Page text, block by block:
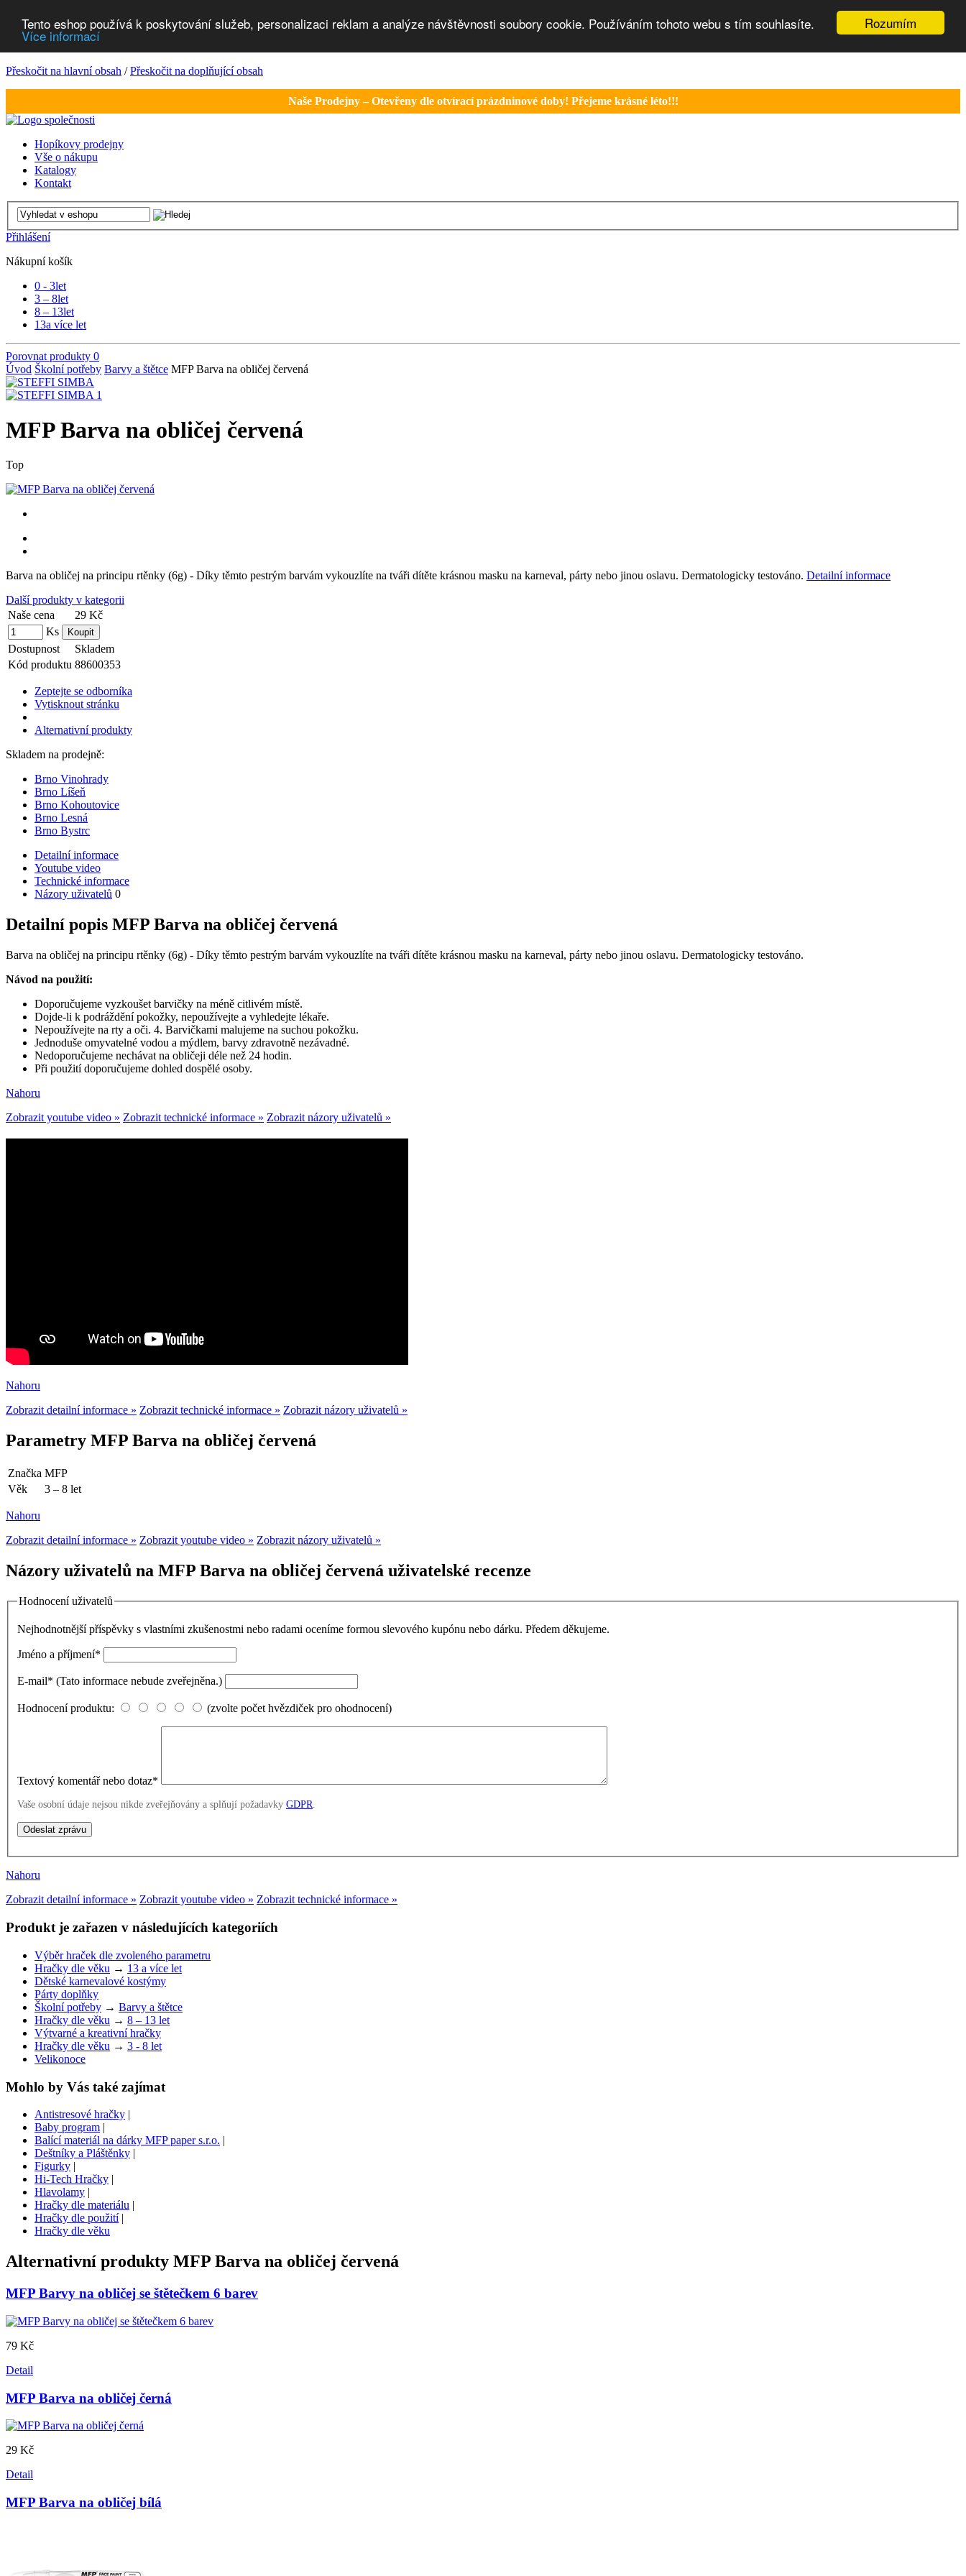
Rozumím
Tento eshop používá k poskytování služeb, personalizaci reklam a analýze návštěvnosti soubory cookie. Používáním tohoto webu s tím souhlasíte.
Více informací
Přeskočit na hlavní obsah /Přeskočit na doplňující obsah
Naše Prodejny – Otevřeny dle otvírací prázdninové doby! Přejeme krásné léto!!!
Hopíkovy prodejny
Vše o nákupu
Katalogy
Kontakt
Přihlášení
Nákupní košík
0 - 3let
3 – 8let
8 – 13let
13a více let
Porovnat produkty 0
Úvod Školní potřeby Barvy a štětce MFP Barva na obličej červená
MFP Barva na obličej červená
Top
Barva na obličej na principu rtěnky (6g) - Díky těmto pestrým barvám vykouzlíte na tváři dítěte krásnou masku na karneval, párty nebo jinou oslavu. Dermatologicky testováno. Detailní informace
Další produkty v kategorii
Naše cena
29 Kč
Ks
Dostupnost
Skladem
Kód produktu 88600353
Zeptejte se odborníka
Vytisknout stránku
Alternativní produkty
Skladem na prodejně:
Brno Vinohrady
Brno Líšeň
Brno Kohoutovice
Brno Lesná
Brno Bystrc
Detailní informace
Youtube video
Technické informace
Názory uživatelů 0
Detailní popis MFP Barva na obličej červená
Barva na obličej na principu rtěnky (6g) - Díky těmto pestrým barvám vykouzlíte na tváři dítěte krásnou masku na karneval, párty nebo jinou oslavu. Dermatologicky testováno.
Návod na použití:
Doporučujeme vyzkoušet barvičky na méně citlivém místě.
Dojde-li k podráždění pokožky, nepoužívejte a vyhledejte lékaře.
Nepoužívejte na rty a oči. 4. Barvičkami malujeme na suchou pokožku.
Jednoduše omyvatelné vodou a mýdlem, barvy zdravotně nezávadné.
Nedoporučujeme nechávat na obličeji déle než 24 hodin.
Při použití doporučujeme dohled dospělé osoby.
Nahoru
Zobrazit youtube video » Zobrazit technické informace » Zobrazit názory uživatelů »
Nahoru
Zobrazit detailní informace » Zobrazit technické informace » Zobrazit názory uživatelů »
Parametry MFP Barva na obličej červená
Značka MFP
Věk
3 – 8 let
Nahoru
Zobrazit detailní informace » Zobrazit youtube video » Zobrazit názory uživatelů »
Názory uživatelů na MFP Barva na obličej červená uživatelské recenze
Hodnocení uživatelů
Nejhodnotnější příspěvky s vlastními zkušenostmi nebo radami oceníme formou slevového kupónu nebo dárku. Předem děkujeme.
Jméno a příjmení*
E-mail* (Tato informace nebude zveřejněna.)
Hodnocení produktu: (zvolte počet hvězdiček pro ohodnocení)
Textový komentář nebo dotaz*
Vaše osobní údaje nejsou nikde zveřejňovány a splňují požadavky GDPR.
Nahoru
Zobrazit detailní informace » Zobrazit youtube video » Zobrazit technické informace »
Produkt je zařazen v následujících kategoriích
Výběr hraček dle zvoleného parametru
Hračky dle věku → 13 a více let
Dětské karnevalové kostýmy
Párty doplňky
Školní potřeby → Barvy a štětce
Hračky dle věku → 8 – 13 let
Výtvarné a kreativní hračky
Hračky dle věku → 3 - 8 let
Velikonoce
Mohlo by Vás také zajímat
Antistresové hračky |
Baby program |
Balící materiál na dárky MFP paper s.r.o. |
Deštníky a Pláštěnky |
Figurky |
Hi-Tech Hračky |
Hlavolamy |
Hračky dle materiálu |
Hračky dle použití|
Hračky dle věku
Alternativní produkty MFP Barva na obličej červená
MFP Barvy na obličej se štětečkem 6 barev
79 Kč
Detail
MFP Barva na obličej černá
29 Kč
Detail
MFP Barva na obličej bílá